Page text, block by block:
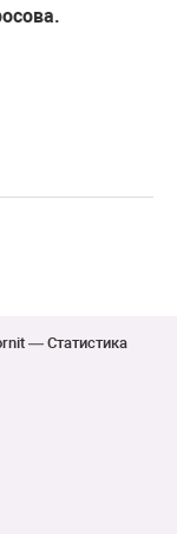
— Статистика